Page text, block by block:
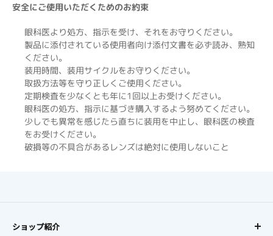
安全にご使用いただくためのお約束
眼科医より処方、指示を受け、それをお守りください。
製品に添付されている使用者向け添付文書を必ず読み、熟知
ください。
装用時間、装用サイクルをお守りください。
取扱方法等を守り正しくご使用ください。
定期検査を少なくとも年に1回以上お受けください。
眼科医の処方、指示に基づき購入するよう努めてください。
少しでも異常を感じたら直ちに装用を中止し、眼科医の検査
をお受けください。
破損等の不具合があるレンズは絶対に使用しないこと
ショップ紹介